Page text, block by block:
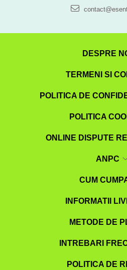
DESPRE
TERMENI SI
POLITICA DE
POLITICA
ONLINE DISPUTE
ANPC
CUM
INFORMATII
METODE DE
INTREBARI
POLITICA DE